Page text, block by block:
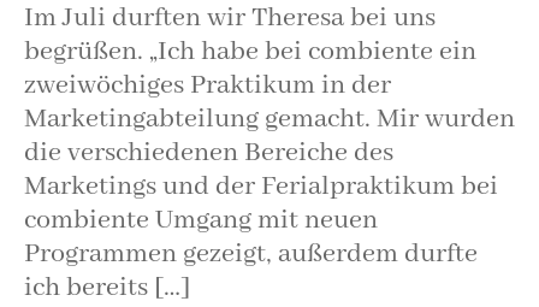
Im Juli durften wir Theresa bei uns
begrüßen. „Ich habe bei combiente ein
zweiwöchiges Praktikum in der
Marketingabteilung gemacht. Mir wurden
die verschiedenen Bereiche des
Marketings und der Ferialpraktikum bei
combiente Umgang mit neuen
Programmen gezeigt, außerdem durfte
ich bereits […]